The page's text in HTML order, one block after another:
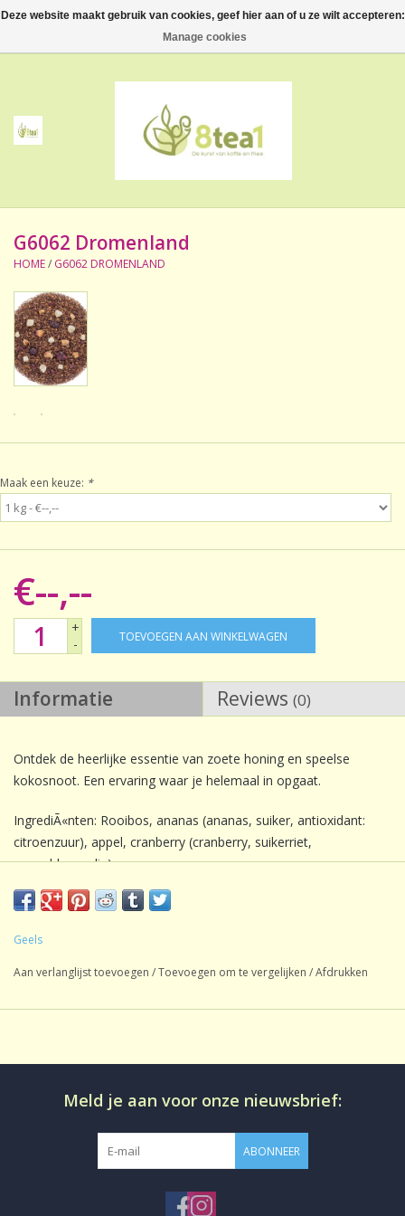
0 Artikelen - €--,--
Thee
Accessoires
NIEUW! Verpakte thee
BeppeDeli en 8tea1
Contact
Sale!
Laatste kans!
G6062 Dromenland
HOME/ G6062 DROMENLAND
Maak een keuze: *
€--,--
+
-
TOEVOEGEN AAN WINKELWAGEN
Informatie Reviews (0)
Ontdek de heerlijke essentie van zoete honing en speelse
kokosnoot. Een ervaring waar je helemaal in opgaat.
IngrediÃ«nten: Rooibos, ananas (ananas, suiker, antioxidant:
citroenzuur), appel, cranberry (cranberry, suikerriet,
zonnebloemolie), aroma.
Â
Soort thee:
Rooibos / Honeybush
Oorsprong:
SÃ¼dafrika
Lactose:
lactosevrij
Geen
CafeÃ¯neâ€¨:
CafeÃ¯nevrij
conventioneel
Geels
Aan verlanglijst toevoegen /Toevoegen om te vergelijken /Afdrukken
Meld je aan voor onze nieuwsbrief:
ABONNEER
Deze website maakt gebruik van cookies, geef hier aan of u ze wilt accepteren:
Manage cookies